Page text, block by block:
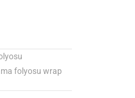
folyosu wrap